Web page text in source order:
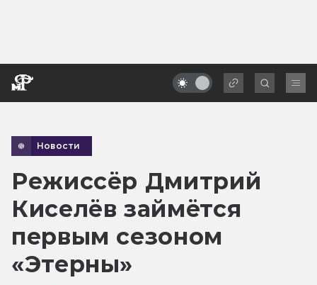
Новости
Режиссёр Дмитрий
Киселёв займётся
первым сезоном
«Этерны»